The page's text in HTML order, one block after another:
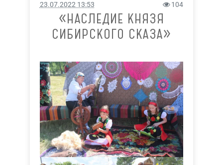
23.07.2022 13:53 104
«НАСЛЕДИЕ КНЯЗЯ
СИБИРСКОГО СКАЗА»